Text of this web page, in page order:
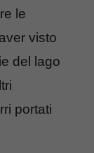
le
visto
del lago
portati